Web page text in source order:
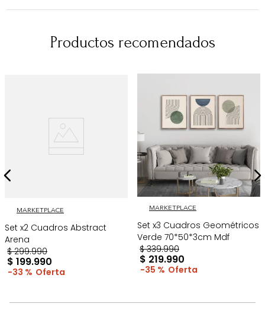
Productos recomendados
MARKETPLACE
Set x2 Cuadros Abstract
Arena
$ 299.990
$ 199.990
33 %
MARKETPLACE
Set x3 Cuadros Geométricos
Verde 70*50*3cm Mdf
$ 339.990
$ 219.990
35 %